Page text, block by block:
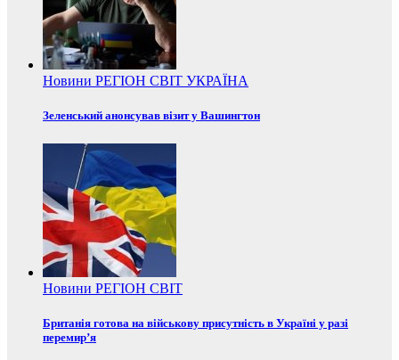
Новини РЕГІОН СВІТ УКРАЇНА
Зеленський анонсував візит у Вашингтон
Новини РЕГІОН СВІТ
Британія готова на військову присутність в Україні у разі
перемир’я